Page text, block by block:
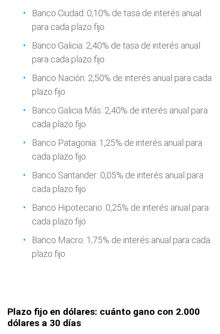
Banco Ciudad: 0,10% de tasa de interés anual
para cada plazo fijo
Banco Galicia: 2,40% de tasa de interés anual
para cada plazo fijo
Banco Nación: 2,50% de interés anual para cada
plazo fijo
Banco Galicia Más: 2,40% de interés anual para
cada plazo fijo
Banco Patagonia: 1,25% de interés anual para
cada plazo fijo
Banco Santander: 0,05% de interés anual para
cada plazo fijo
Banco Hipotecario: 0,25% de interés anual para
cada plazo fijo
Banco Macro: 1,75% de interés anual para cada
plazo fijo
Plazo fijo en dólares: cuánto gano con 2.000
dólares a 30 días